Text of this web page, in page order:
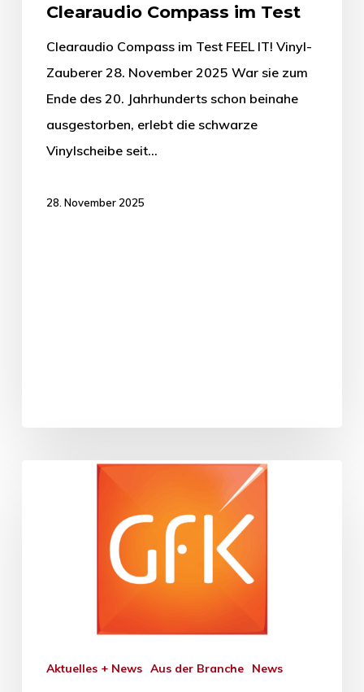
Clearaudio Compass im Test
Clearaudio Compass im Test FEEL IT! Vinyl-
Zauberer 28. November 2025 War sie zum
Ende des 20. Jahrhunderts schon beinahe
ausgestorben, erlebt die schwarze
Vinylscheibe seit…
28. November 2025
Aktuelles + News Aus der Branche News